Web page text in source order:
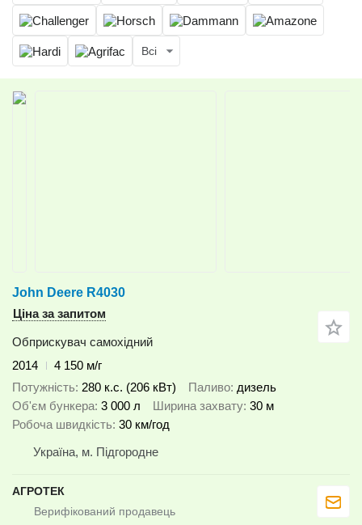
Всі
John Deere R4030
Ціна за запитом
Обприскувач самохідний
2014
4 150 м/г
Потужність 280 к.с. (206 кВт) Паливо дизель
Об'єм бункера 3 000 л Ширина захвату 30 м
Робоча швидкість 30 км/год
Україна, м. Підгородне
АГРОТЕК